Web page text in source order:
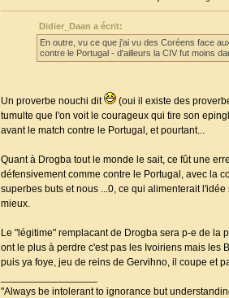
Didier_Daan a écrit:
En outre, vu ce que j'ai vu des Coréens face
contre le Portugal - d'ailleurs la CIV fut moins
Un proverbe nouchi dit
(oui il existe des
tumulte que l'on voit le courageux qui tire son
avant le match contre le Portugal, et pourtant...
Quant à Drogba tout le monde le sait, ce fût une
défensivement comme contre le Portugal, avec la
superbes buts et nous ...0, ce qui alimenterait
mieux.
Le "légitime" remplacant de Drogba sera p-e de la
ont le plus à perdre c'est pas les Ivoiriens mais les
puis ya foye, jeu de reins de Gervihno, il coupe et
"Always be intolerant to ignorance but